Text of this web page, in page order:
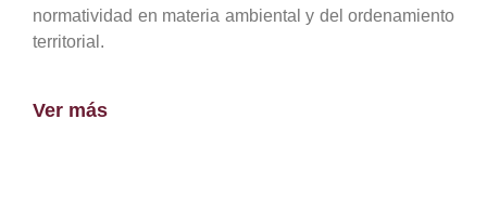
normatividad en materia ambiental y del ordenamiento
territorial.
Ver más